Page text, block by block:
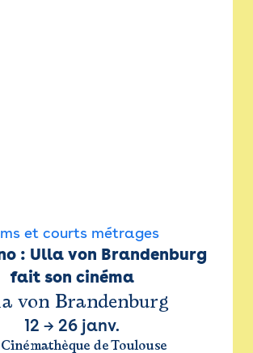
et courts métrages
: Ulla von Brandenburg
fait son cinéma
von Brandenburg
12 → 26 janv.
de Toulouse